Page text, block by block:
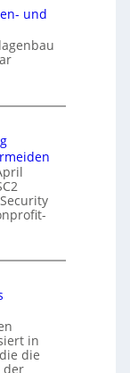
und
in
die
der